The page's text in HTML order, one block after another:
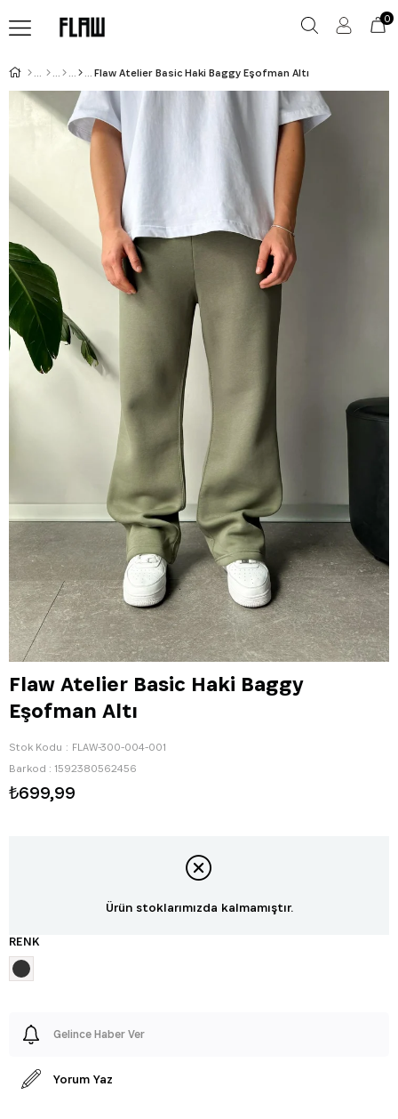
0
Flaw Atelier Basic Haki Baggy Eşofman Altı
Flaw Atelier Basic Haki Baggy
Eşofman Altı
Stok Kodu
FLAW-300-004-001
Barkod : 1592380562456
₺699,99
Ürün stoklarımızda kalmamıştır.
RENK
Gelince Haber Ver
Yorum Yaz